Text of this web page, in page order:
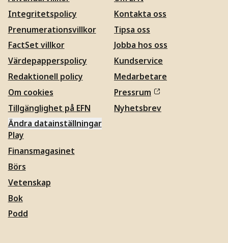
Integritetspolicy
Prenumerationsvillkor
FactSet villkor
Värdepapperspolicy
Redaktionell policy
Om cookies
Tillgänglighet på EFN
Ändra datainställningar
Kontakta oss
Tipsa oss
Jobba hos oss
Kundservice
Medarbetare
Pressrum
Nyhetsbrev
Play
Finansmagasinet
Börs
Vetenskap
Bok
Podd